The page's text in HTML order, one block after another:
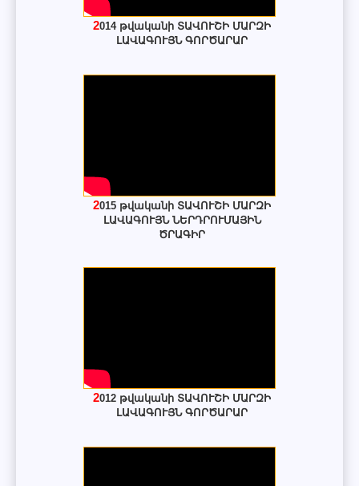
2014 թվականի ՏԱՎՈՒՇԻ ՄԱՐԶԻ
ԼԱՎԱԳՈՒՅՆ ԳՈՐԾԱՐԱՐ
2015 թվականի ՏԱՎՈՒՇԻ ՄԱՐԶԻ
ԼԱՎԱԳՈՒՅՆ ՆԵՐԴՐՈՒՄԱՅԻՆ
ԾՐԱԳԻՐ
2012 թվականի ՏԱՎՈՒՇԻ ՄԱՐԶԻ
ԼԱՎԱԳՈՒՅՆ ԳՈՐԾԱՐԱՐ